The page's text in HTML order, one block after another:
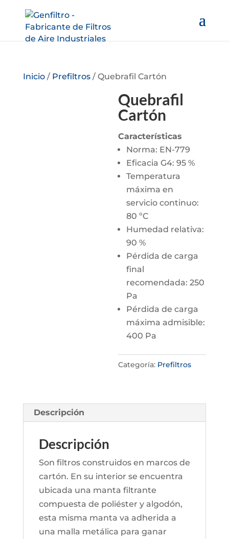
Inicio/ Prefiltros/ Quebrafil Cartón
Quebrafil
Cartón
Características
Norma: EN-779
Eficacia G4: 95 %
Temperatura
máxima en
servicio continuo:
80 ºC
Humedad relativa:
90 %
Pérdida de carga
final
recomendada: 250
Pa
Pérdida de carga
máxima admisible:
400 Pa
Categoría: Prefiltros
Descripción
Descripción
Son filtros construidos en marcos de
cartón. En su interior se encuentra
ubicada una manta filtrante
compuesta de poliéster y algodón,
esta misma manta va adherida a
una malla metálica para ganar